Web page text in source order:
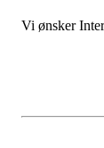
Vi ønsker